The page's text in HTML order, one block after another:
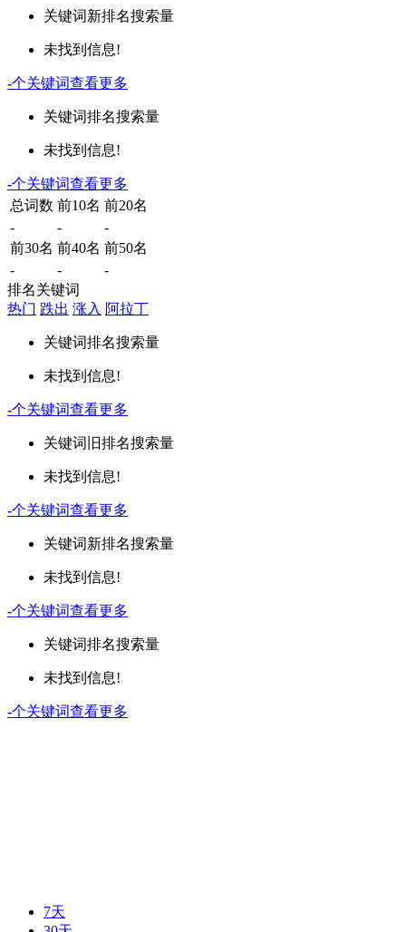
关键词新排名搜索量
未找到信息!
-个关键词查看更多
关键词排名搜索量
未找到信息!
-个关键词查看更多
总词数 前10名 前20名
-
-
-
前30名 前40名 前50名
-
-
-
排名关键词
热门 跌出 涨入 阿拉丁
关键词排名搜索量
未找到信息!
-个关键词查看更多
关键词 旧排名搜索量
未找到信息!
-个关键词查看更多
关键词新排名搜索量
未找到信息!
-个关键词查看更多
关键词排名搜索量
未找到信息!
-个关键词查看更多
7天